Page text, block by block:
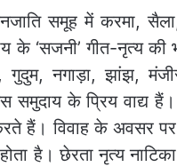
समूह में करमा,
के ‘सजनी’ गीत-नृत्य की
गुदुम, नगाड़ा, झांझ,
समुदाय के प्रिय वाद्य
हैं। विवाह के अवसर पर
है। छेरता नृत्य